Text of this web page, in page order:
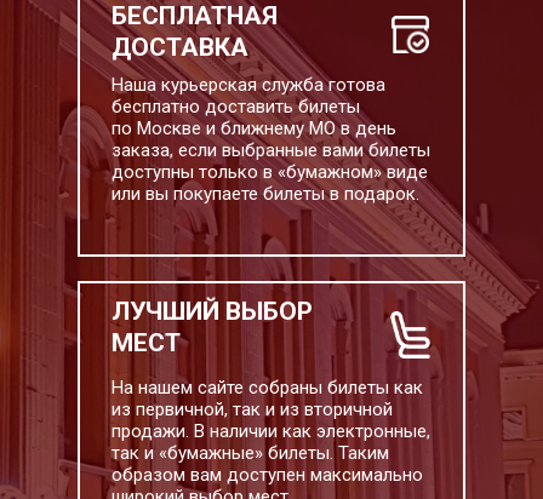
Наша курьерская служба готова
бесплатно доставить билеты
по Москве и ближнему МО в день
заказа, если выбранные вами билеты
доступны только в «бумажном» виде
или вы покупаете билеты в подарок.
БЕСПЛАТНАЯ
ДОСТАВКА
ЛУЧШИЙ ВЫБОР
МЕСТ
На нашем сайте собраны билеты как
из первичной, так и из вторичной
продажи. В наличии как электронные,
так и «бумажные» билеты. Таким
образом вам доступен максимально